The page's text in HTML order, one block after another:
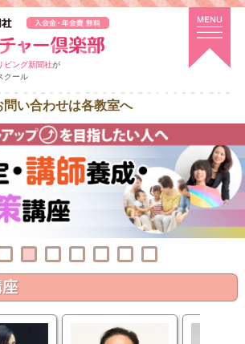
ビング新聞社が
クール
問い合わせは各教室へ